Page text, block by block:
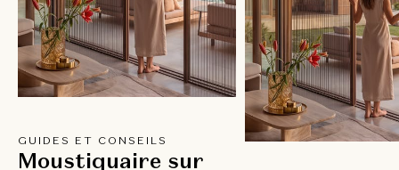
GUIDES ET CONSEILS
Moustiquaire sur